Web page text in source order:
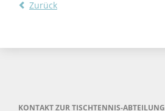
Zurück
KONTAKT ZUR TISCHTENNIS-ABTEILUNG